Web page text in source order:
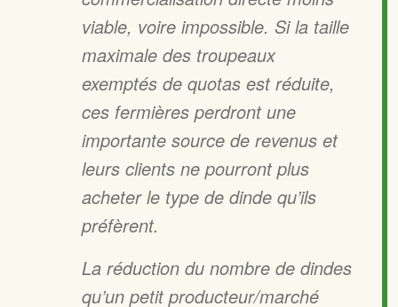
viable, voire impossible. Si la taille
maximale des troupeaux
exemptés de quotas est réduite,
ces fermières perdront une
importante source de revenus et
leurs clients ne pourront plus
acheter le type de dinde qu’ils
préfèrent.
La réduction du nombre de dindes
qu’un petit producteur/marché